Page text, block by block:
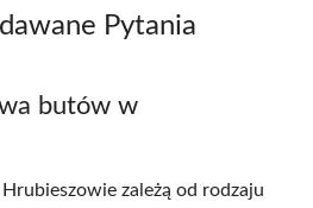
Pytania
butów w
zależą od rodzaju